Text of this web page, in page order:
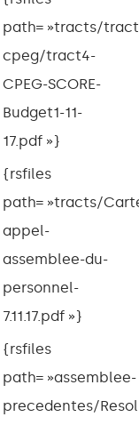
path= »tracts/
cpeg/tract4-
CPEG-SCORE-
Budget1-11-
17.pdf »}
{rsfiles
path= »tracts/
appel-
assemblee-du-
personnel-
7.11.17.pdf »}
{rsfiles
path= »assemblee-
precedentes/